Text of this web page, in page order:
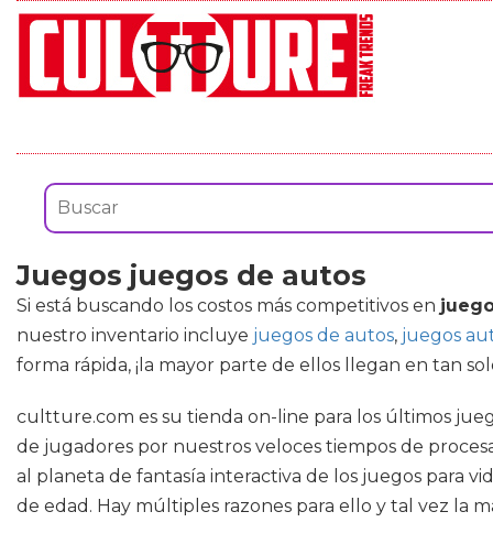
Juegos juegos de autos
Si está buscando los costos más competitivos en
nuestro inventario incluye juegos de autos, juegos
forma rápida, ¡la mayor parte de ellos llegan en tan
cultture.com es su tienda on-line para los últimos
de jugadores por nuestros veloces tiempos de
al planeta de fantasía interactiva de los juegos para
de edad. Hay múltiples razones para ello y tal vez la